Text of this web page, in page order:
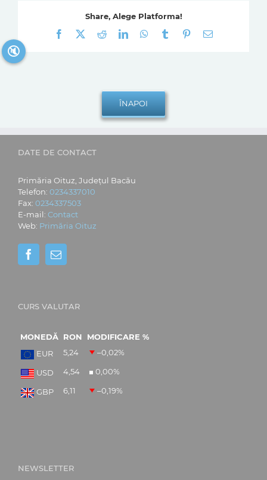
Share, Alege Platforma!
Facebook
RedditLinkedInWhatsApp
Tumblr Pinterest
E-
DATE DE CONTACT
Primăria Oituz, Județul Bacău
Telefon: 0234337010
Fax: 0234337503
E-mail: Contact
Web: Primăria Oituz
CURS VALUTAR
MONEDĂ RON
MODIFICARE %
EUR
5,24 –0,02%
USD 4,54 0,00%
GBP 6,11 –0,19%
NEWSLETTER
🔇